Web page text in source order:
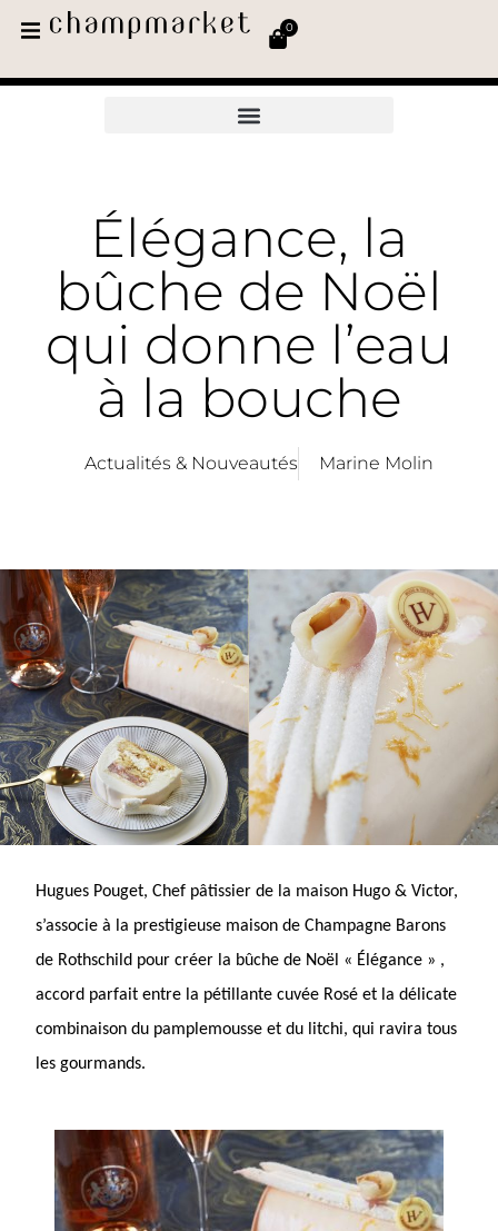
0
Élégance, la
bûche de Noël
qui donne l’eau
à la bouche
Actualités & Nouveautés Marine Molin
Hugues Pouget, Chef pâtissier de la maison Hugo & Victor,
s’associe à la prestigieuse maison de Champagne Barons
de Rothschild pour créer la bûche de Noël « Élégance » ,
accord parfait entre la pétillante cuvée Rosé et la délicate
combinaison du pamplemousse et du litchi, qui ravira tous
les gourmands.